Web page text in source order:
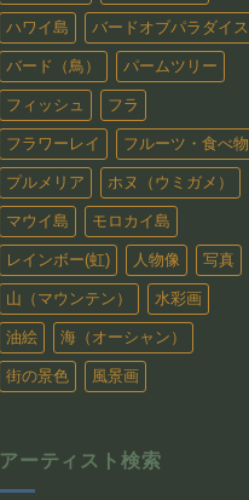
ハワイ島 バードオブパラダイス
バード（鳥） パームツリー
フィッシュ フラ
フラワーレイ フルーツ・食べ物
プルメリア ホヌ（ウミガメ）
マウイ島 モロカイ島
レインボー(虹) 人物像 写真
山（マウンテン） 水彩画
油絵 海（オーシャン）
街の景色 風景画
アーティスト検索